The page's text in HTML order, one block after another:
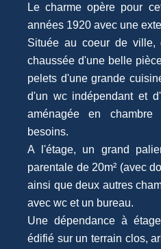
Le charme opère pour
années 1920 avec une
Située au coeur de ville,
chaussée d'une belle
pelets d'une grande
d'un wc indépendant et
aménagée en
besoins.
A l'étage, un grand
parentale de 20m² (avec
ainsi que deux autres
avec wc et un bureau.
Une dépendance à
édifié sur un terrain clos,